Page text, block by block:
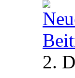
2.